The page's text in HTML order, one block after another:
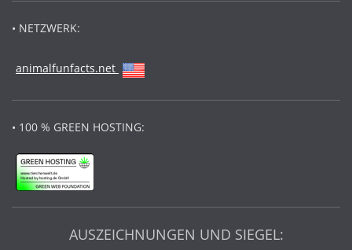
• NETZWERK:
animalfunfacts.net
• 100 % GREEN HOSTING:
AUSZEICHNUNGEN UND SIEGEL: